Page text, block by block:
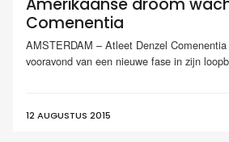
Amerikaanse droom
Comenentia
AMSTERDAM – Atleet Denzel
vooravond van een nieuwe fase in zijn
12 AUGUSTUS 2015